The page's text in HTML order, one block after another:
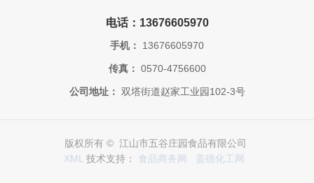
电话：13676605970
手机： 13676605970
传真： 0570-4756600
公司地址： 双塔街道赵家工业园102-3号
版权所有 © 江山市五谷庄园食品有限公司
XML 技术支持： 食品商务网 盖德化工网